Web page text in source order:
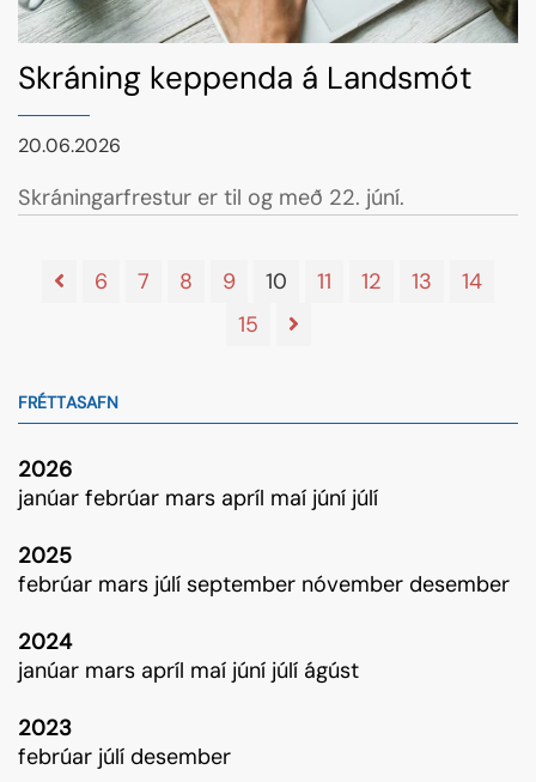
Skráning keppenda á Landsmót
20.06.2026
Skráningarfrestur er til og með 22. júní.
6 7 8 9 10 11 12 13
14
15
FRÉTTASAFN
2026
janúar febrúar mars apríl maí júní júlí
2025
febrúar mars júlí september nóvember desember
2024
janúar mars apríl maí júní júlí ágúst
2023
febrúar júlí desember